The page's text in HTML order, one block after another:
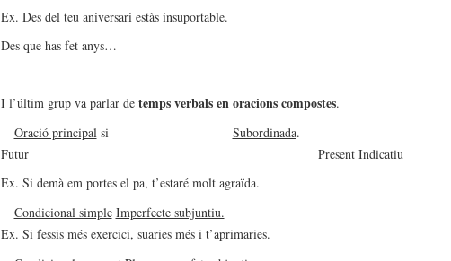
Ex. Des del teu aniversari estàs insuportable.
Des que has fet anys…
I l’últim grup va parlar de temps verbals en oracions compostes.
Oració principalsi Subordinada.
Futur Present Indicatiu
Ex. Si demà em portes el pa, t’estaré molt agraïda.
Condicional simple Imperfecte subjuntiu.
Ex. Si fessis més exercici, suaries més i t’aprimaries.